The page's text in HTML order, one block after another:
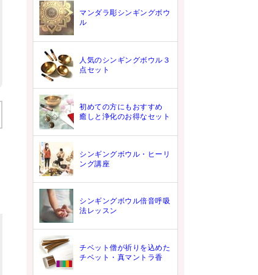
マンダラ彫シンギングボウ
ル
人気のシンギングボウル３
点セット
初めての方にもおすすめ
癒しと浄化のお得なセット
シンギングボウル・ヒーリ
ング講座
シンギングボウル倍音呼吸
法レッスン
チベット僧が祈りを込めた
チベット・真マントラ香